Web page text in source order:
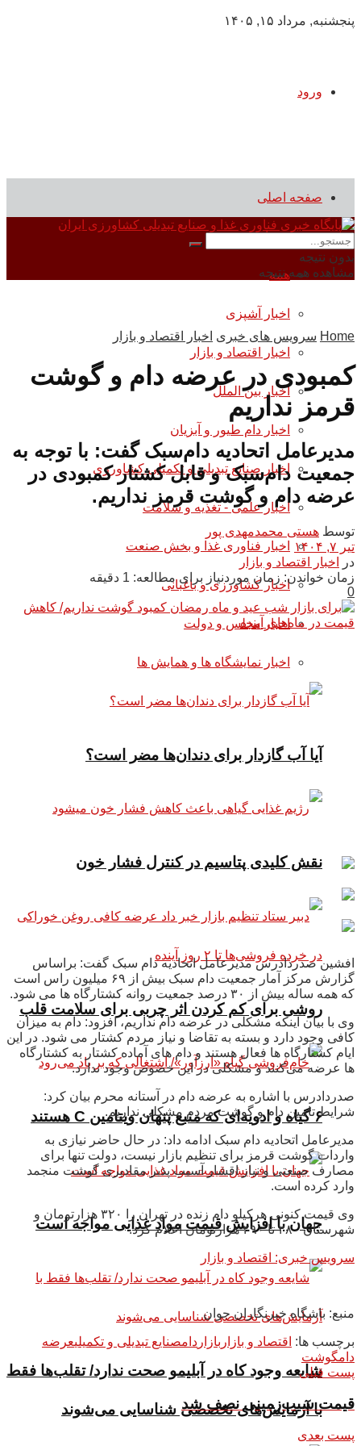
پنجشنبه, مرداد ۱۵, ۱۴۰۵
ورود
صفحه اصلی
سرویس های خبری
همه
اخبار آشپزی
اخبار اقتصاد و بازار
اخبار بین الملل
اخبار دام طیور و آبزیان
اخبار صنایع تبدیلی و تکمیلی کشاورزی
اخبار علمی - تغذیه و سلامت
اخبار فناوری غذا و بخش صنعت
اخبار کشاورزی و باغبانی
اخبار مجلس و دولت
اخبار نمایشگاه ها و همایش ها
آیا آب گازدار برای دندان‌ها مضر است؟
نقش کلیدی پتاسیم در کنترل فشار خون
روشی برای کم کردن اثر چربی برای سلامت قلب
۶ گیاه و ادویه‌ای که منبع پنهان ویتامین C هستند
جهان با افزایش قیمت مواد غذایی مواجه است
شایعه وجود کاه در آبلیمو صحت ندارد/ تقلب‌ها فقط
با آزمایش‌های تخصصی شناسایی می‌شوند
بدون نتیجه
مشاهده همه نتیجه
Home سرویس های خبری اخبار اقتصاد و بازار
کمبودی در عرضه دام و گوشت
قرمز نداریم
مدیرعامل اتحادیه دام‌سبک گفت: با توجه به
جمعیت دام‌سبک و قابل کشتار کمبودی در
عرضه دام و گوشت قرمز نداریم.
توسط هستی محمدمهدی پور
تیر ۷, ۱۴۰۴
در
اخبار اقتصاد و بازار
زمان خواندن: زمان موردنیاز برای مطالعه: 1 دقیقه
0
افشین صدردادرس مدیرعامل اتحادیه دام سبک گفت: براساس
گزارش مرکز آمار جمعیت دام سبک بیش از ۶۹ میلیون راس است
که همه ساله بیش از ۳۰ درصد جمعیت روانه کشتارگاه ها می شود.
وی با بیان اینکه مشکلی در عرضه دام‌ نداریم، افزود: دام به میزان
کافی وجود دارد و بسته به تقاضا و نیاز مردم کشتار می شود. در این
ایام کشتارگاه ها فعال هستند و دام های آماده کشتار به کشتارگاه
ها عرضه می‌کنند و مشکلی در این خصوص وجود ندارد.
صدردادرس با اشاره به عرضه دام در آستانه محرم بیان کرد:
شرایط تامین دام و گوشت مردم مشکلی نداریم.
مدیرعامل اتحادیه دام سبک ادامه داد: در حال حاضر نیازی به
واردات گوشت قرمز برای تنظیم بازار نیست، دولت تنها برای
مصارف صنعتی و نیاز اقشار آسیب پذیر مقادیری گوشت منجمد
وارد کرده است.
وی قیمت کنونی هرکیلو دام زنده در تهران را ۳۲۰ هزارتومان و
شهرستان ۲۸۰ تا ۲۹۰ هزارتومان اعلام کرد.
سرویس خبری: اقتصاد و بازار
منبع: باشگاه خبرنگاران جوان
برچسب ها: اقتصاد و بازار بازار دامصنایع تبدیلی و تکمیلیعرضه
دامگوشت
پست قبلی
قیمت سیب‌زمینی نصف شد
پست بعدی